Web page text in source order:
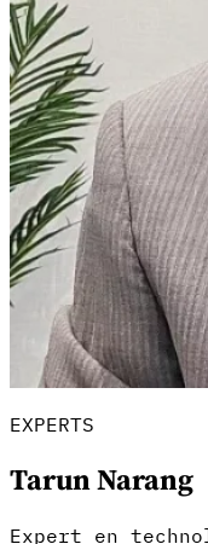
Guides
Guides fiscaux par pays
EXPERTS
Tarun Narang
Expert en